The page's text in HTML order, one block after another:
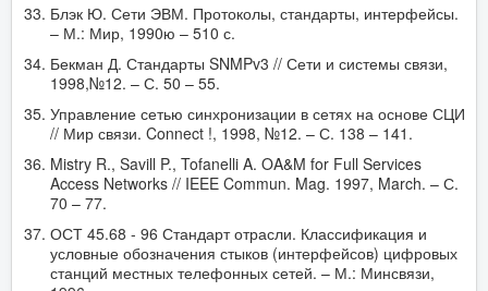
Блэк Ю. Сети ЭВМ. Протоколы, стандарты, интерфейсы.
– М.: Мир, 1990ю – 510 с.
Бекман Д. Стандарты SNMPv3 // Сети и системы связи,
1998,№12. – С. 50 – 55.
Управление сетью синхронизации в сетях на основе СЦИ
// Мир связи. Connect !, 1998, №12. – С. 138 – 141.
Mistry R., Savill P., Tofanelli A. OA&M for Full Services
Access Networks // IEEE Commun. Mag. 1997, March. – С.
70 – 77.
ОСТ 45.68 - 96 Стандарт отрасли. Классификация и
условные обозначения стыков (интерфейсов) цифровых
станций местных телефонных сетей. – М.: Минсвязи,